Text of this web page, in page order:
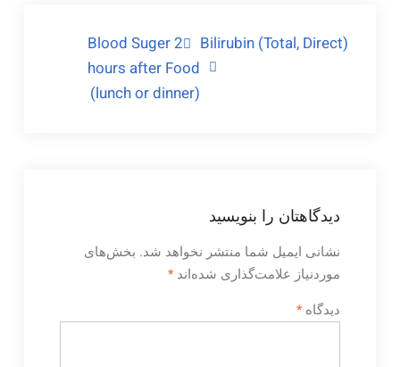
راهبری
Blood Suger 2
hours after Food
(lunch or dinner)
Bilirubin (Total, Direct)
دیدگاهتان را بنویسید
نشانی ایمیل شما منتشر نخواهد شد. بخش‌های
موردنیاز علامت‌گذاری شده‌اند *
دیدگاه *